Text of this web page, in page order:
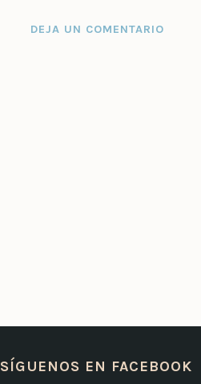
DEJA UN COMENTARIO
SÍGUENOS EN FACEBOOK